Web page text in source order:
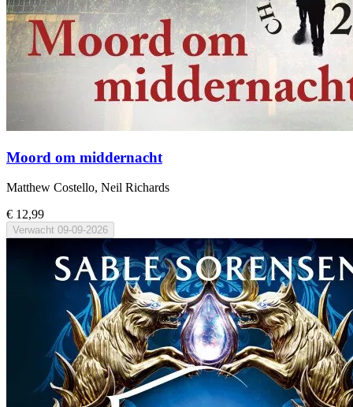
Moord om middernacht
Matthew Costello, Neil Richards
€ 12,99
Verwacht 09-09-2026